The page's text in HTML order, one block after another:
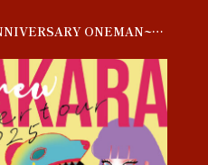
CHIKAKARA anew 3rd ANNIVERSARY ONEMAN~母胎~